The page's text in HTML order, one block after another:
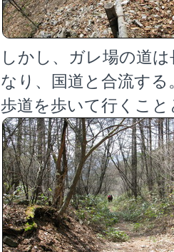
しかし、ガレ場の道
なり、国道と合流す
歩道を歩いて行くこと